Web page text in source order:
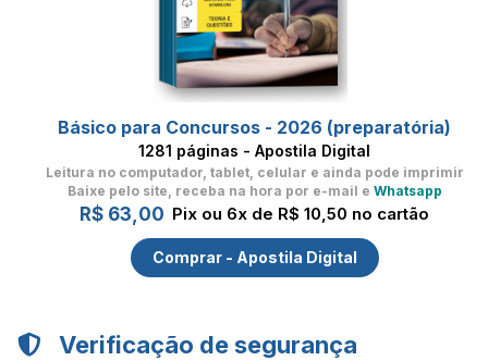
Básico para Concursos - 2026 (preparatória)
1281 páginas - Apostila Digital
Leitura no computador, tablet, celular e ainda pode imprimir
Baixe pelo site, receba na hora por e-mail e Whatsapp
R$ 63,00 Pix ou 6x de R$ 10,50 no cartão
Comprar - Apostila Digital
Verificação de segurança